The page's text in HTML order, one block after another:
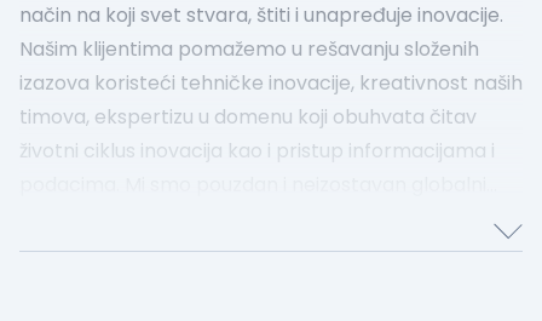
način na koji svet stvara, štiti i unapređuje inovacije.
Našim klijentima pomažemo u rešavanju složenih
izazova koristeći tehničke inovacije, kreativnost naših
timova, ekspertizu u domenu koji obuhvata čitav
životni ciklus inovacija kao i pristup informacijama i
neprofitne organizacije, finansijske organizacije,